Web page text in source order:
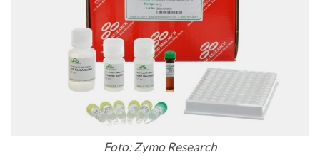
Foto: Zymo Research